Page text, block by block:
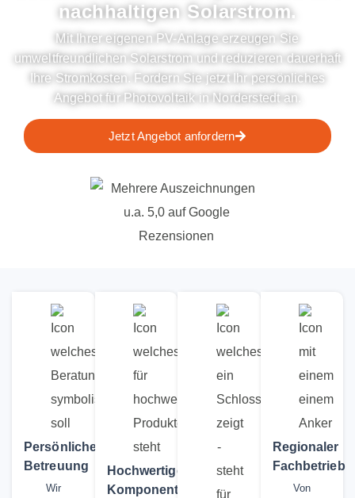
nachhaltigen Solarstrom.
Mit Ihrer eigenen PV-Anlage erzeugen Sie
umweltfreundlichen Solarstrom und reduzieren dauerhaft
Ihre Stromkosten. Fordern Sie jetzt Ihr persönliches
Angebot für Photovoltaik in Norderstedt an.
Jetzt Angebot anfordern
Persönliche
Betreuung
Wir
Hochwertige
Komponenten
Regionaler
Fachbetrieb
Von